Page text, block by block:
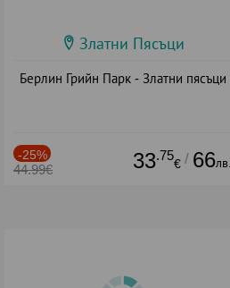
Златни Пясъци
Берлин Грийн Парк - Златни пясъци
-25%
44.99€ 33.75
€ / 66лв.